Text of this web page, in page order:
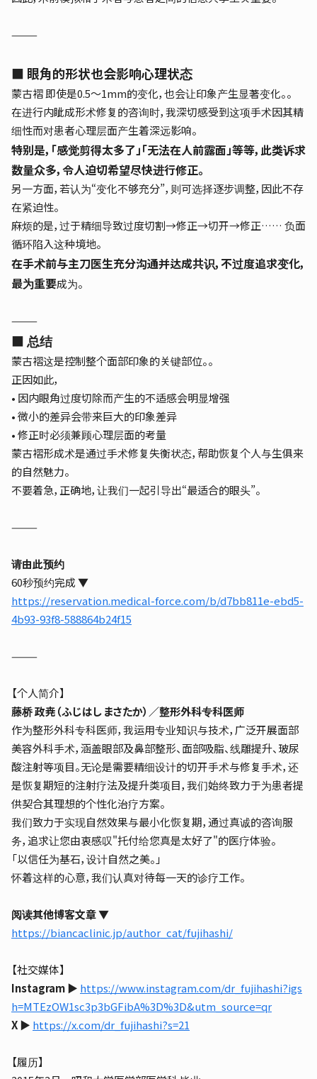
⸻
■ 眼角的形状也会影响心理状态
蒙古褶即使是0.5～1mm的变化，也会让印象产生显著变化。。
在进行内眦成形术修复的咨询时，我深切感受到这项手术因其精
细性而对患者心理层面产生着深远影响。
特别是， 「感觉剪得太多了」「无法在人前露面」等等， 此类诉求
数量众多，令人迫切希望尽快进行修正。
另一方面，若认为“变化不够充分”，则可选择逐步调整，因此不存
在紧迫性。
麻烦的是，过于精细导致过度切割→修正→切开→修正…… 负面
循环陷入这种境地。
在手术前与主刀医生充分沟通并达成共识，不过度追求变化，
最为重要成为。
⸻
■ 总结
蒙古褶这是控制整个面部印象的关键部位。。
正因如此，
• 因内眼角过度切除而产生的不适感会明显增强
• 微小的差异会带来巨大的印象差异
• 修正时必须兼顾心理层面的考量
蒙古褶形成术是通过手术修复失衡状态，帮助恢复个人与生俱来
的自然魅力。
不要着急，正确地，让我们一起引导出“最适合的眼头”。
⸻
请由此预约
60秒预约完成 ▼
https://reservation.medical-force.com/b/d7bb811e-ebd5-
4b93-93f8-588864b24f15
⸻
【个人简介】
藤桥 政尭（ふじはし まさたか）／整形外科专科医师
作为整形外科专科医师，我运用专业知识与技术，广泛开展面部
美容外科手术，涵盖眼部及鼻部整形、面部吸脂、线雕提升、玻尿
酸注射等项目。无论是需要精细设计的切开手术与修复手术，还
是恢复期短的注射疗法及提升类项目，我们始终致力于为患者提
供契合其理想的个性化治疗方案。
我们致力于实现自然效果与最小化恢复期，通过真诚的咨询服
务，追求让您由衷感叹"托付给您真是太好了"的医疗体验。
「以信任为基石，设计自然之美。」
怀着这样的心意，我们认真对待每一天的诊疗工作。
阅读其他博客文章 ▼
https://biancaclinic.jp/author_cat/fujihashi/
【社交媒体】
Instagram▶︎ https://www.instagram.com/dr_fujihashi?igs
h=MTEzOW1sc3p3bGFibA%3D%3D&utm_source=qr
X▶︎ https://x.com/dr_fujihashi?s=21
【履历】